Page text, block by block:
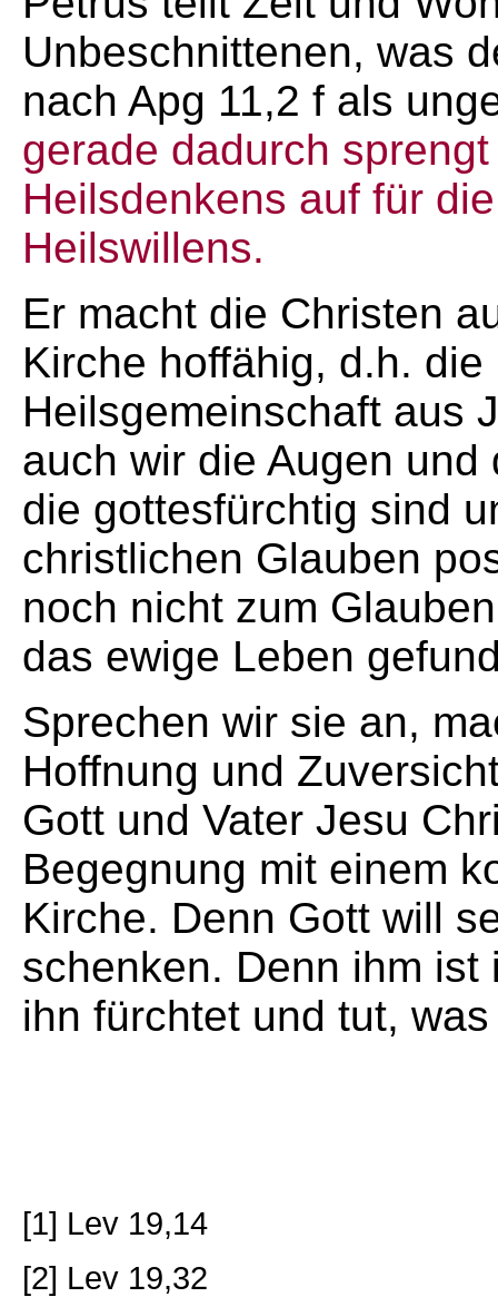
Unbeschnittenen, was
nach Apg 11,2 f als
gerade dadurch
Heilsdenkens auf für
Heilswillens.
Er macht die Christen
Kirche hoffähig, d.h.
Heilsgemeinschaft aus
auch wir die Augen
die gottesfürchtig sind
christlichen Glauben
noch nicht zum
das ewige Leben
Sprechen wir sie an,
Hoffnung und
Gott und Vater Jesu
Begegnung mit einem
Kirche. Denn Gott will
schenken. Denn ihm ist
ihn fürchtet und tut,
[1] Lev 19,14
[2] Lev 19,32